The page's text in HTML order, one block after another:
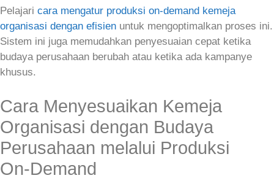
Pelajari cara mengatur produksi on‑demand kemeja
organisasi dengan efisien untuk mengoptimalkan proses ini.
Sistem ini juga memudahkan penyesuaian cepat ketika
budaya perusahaan berubah atau ketika ada kampanye
khusus.
Cara Menyesuaikan Kemeja
Organisasi dengan Budaya
Perusahaan melalui Produksi
On‑Demand